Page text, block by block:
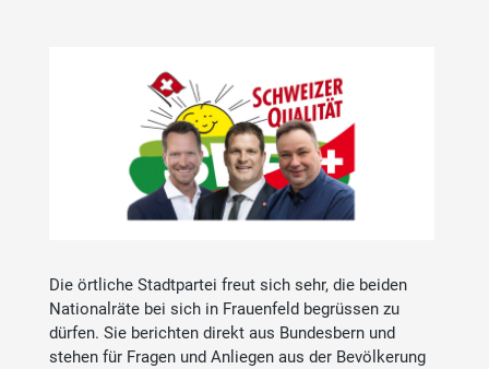
Die örtliche Stadtpartei freut sich sehr, die beiden
Nationalräte bei sich in Frauenfeld begrüssen zu
dürfen. Sie berichten direkt aus Bundesbern und
stehen für Fragen und Anliegen aus der Bevölkerung